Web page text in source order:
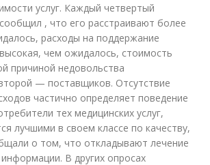
услуг. Каждый четвертый
, что его расстраивают более
расходы на поддержание
чем ожидалось, стоимость
причиной недовольства
— поставщиков. Отсутствие
частично определяет поведение
тех медицинских услуг,
лучшими в своем классе по качеству,
о том, что откладывают лечение
В других опросах